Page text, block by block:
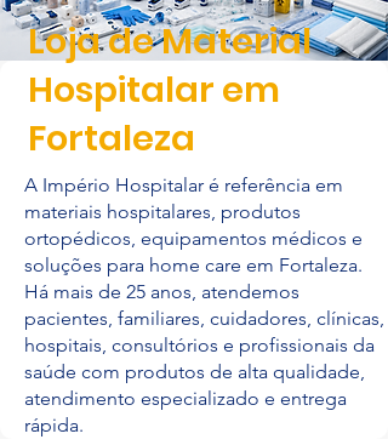
Loja de Material
Hospitalar em
Fortaleza
A Império Hospitalar é referência em
materiais hospitalares, produtos
ortopédicos, equipamentos médicos e
soluções para home care em Fortaleza.
Há mais de 25 anos, atendemos
pacientes, familiares, cuidadores, clínicas,
hospitais, consultórios e profissionais da
saúde com produtos de alta qualidade,
atendimento especializado e entrega
rápida.